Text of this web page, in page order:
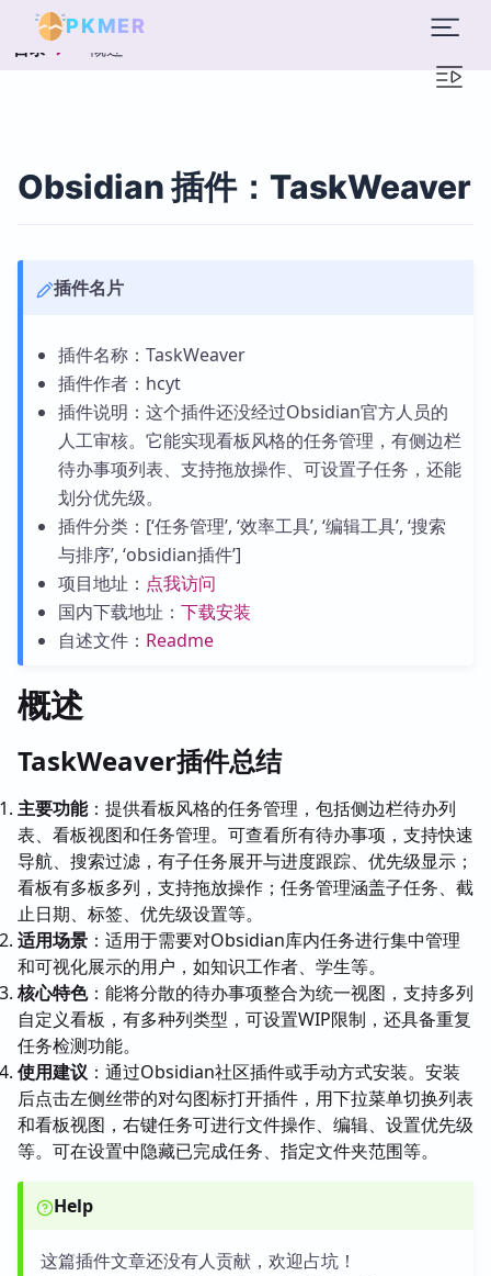
PKMER
目录 概述
Obsidian 插件：TaskWeaver
插件名片
插件名称：TaskWeaver
插件作者：hcyt
插件说明：这个插件还没经过Obsidian官方人员的
人工审核。它能实现看板风格的任务管理，有侧边栏
待办事项列表、支持拖放操作、可设置子任务，还能
划分优先级。
插件分类：[‘任务管理’, ‘效率工具’, ‘编辑工具’, ‘搜索
与排序’, ‘obsidian插件’]
项目地址： 点我访问
国内下载地址： 下载安装
自述文件： Readme
概述
TaskWeaver插件总结
主要功能：提供看板风格的任务管理，包括侧边栏待办列
表、看板视图和任务管理。可查看所有待办事项，支持快速
导航、搜索过滤，有子任务展开与进度跟踪、优先级显示；
看板有多板多列，支持拖放操作；任务管理涵盖子任务、截
止日期、标签、优先级设置等。
适用场景 ：适用于需要对Obsidian库内任务进行集中管理
和可视化展示的用户，如知识工作者、学生等。
核心特色：能将分散的待办事项整合为统一视图，支持多列
自定义看板，有多种列类型，可设置WIP限制，还具备重复
任务检测功能。
使用建议 ：通过Obsidian社区插件或手动方式安装。安装
后点击左侧丝带的对勾图标打开插件，用下拉菜单切换列表
和看板视图，右键任务可进行文件操作、编辑、设置优先级
等。可在设置中隐藏已完成任务、指定文件夹范围等。
Help
这篇插件文章还没有人贡献，欢迎占坑！